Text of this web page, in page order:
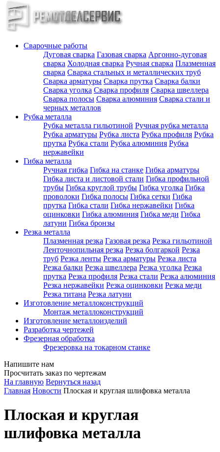
Сварочные работы
Дуговая сварка Газовая сварка Аргонно-дуговая
сварка Холодная сварка Ручная сварка Плазменная
сварка Сварка стальных и металлических труб
Сварка арматуры Сварка прутка Сварка балки
Сварка уголка Сварка профиля Сварка швеллера
Сварка полосы Сварка алюминия Сварка стали и
черных металлов
Рубка металла
Рубка металла гильотиной Ручная рубка металла
Рубка арматуры Рубка листа Рубка профиля Рубка
прутка Рубка стали Рубка алюминия Рубка
нержавейки
Гибка металла
Ручная гибка Гибка на станке Гибка арматуры
Гибка листа и листовой стали Гибка профильной
трубы Гибка круглой трубы Гибка уголка Гибка
проволоки Гибка полосы Гибка сетки Гибка
прутка Гибка стали Гибка нержавейки Гибка
оцинковки Гибка алюминия Гибка меди Гибка
латуни Гибка бронзы
Резка металла
Плазменная резка Газовая резка Резка гильотиной
Ленточнопильная резка Резка болгаркой Резка
труб Резка ленты Резка арматуры Резка листа
Резка балки Резка швеллера Резка уголка Резка
прутка Резка профиля Резка стали Резка алюминия
Резка нержавейки Резка оцинковки Резка меди
Резка титана Резка латуни
Изготовление металлоконструкций
Монтаж металлоконструкций
Изготовление металлоизделий
Разработка чертежей
Фрезерная обработка
Фрезеровка на токарном станке
Напишите нам
Просчитать заказ по чертежам
На главную Вернуться назад
Главная Новости Плоская и круглая шлифовка металла
Плоская и круглая
шлифовка металла